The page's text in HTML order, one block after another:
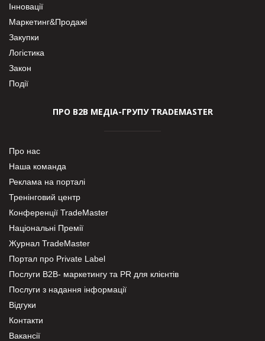
Інновації
Маркетинг&Продажі
Закупки
Логістика
Закон
Події
ПРО В2В МЕДІА-ГРУПУ TRADEMASTER
Про нас
Наша команда
Реклама на порталі
Тренінговий центр
Конференції TradeMaster
Національні Премії
Журнал TradeMaster
Портал про Private Label
Послуги В2В- маркетингу та PR для клієнтів
Послуги з надання інформації
Відгуки
Контакти
Вакансії